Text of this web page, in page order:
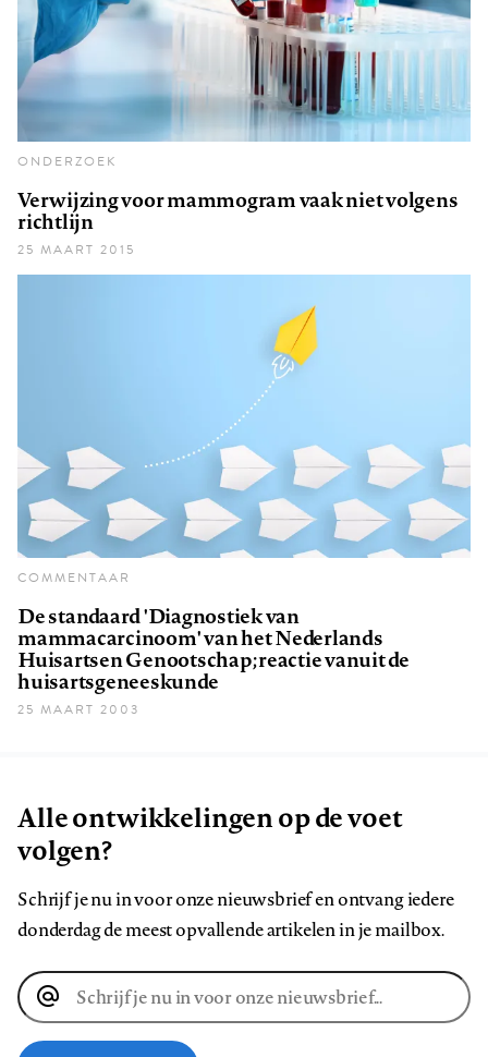
ONDERZOEK
Verwijzing voor mammogram vaak niet volgens
richtlijn
25 MAART 2015
COMMENTAAR
De standaard 'Diagnostiek van
mammacarcinoom' van het Nederlands
Huisartsen Genootschap; reactie vanuit de
huisartsgeneeskunde
25 MAART 2003
Alle ontwikkelingen op de voet
volgen?
Schrijf je nu in voor onze nieuwsbrief en ontvang iedere
donderdag de meest opvallende artikelen in je mailbox.
E-
mailadres